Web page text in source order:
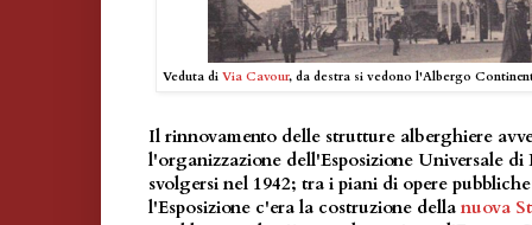
Veduta di Via Cavour, da destra si vedono l'Albergo
Il rinnovamento delle strutture alberghiere
l'organizzazione dell'Esposizione Universale di
svolgersi nel 1942; tra i piani di opere
l'Esposizione c'era la costruzione della nuova